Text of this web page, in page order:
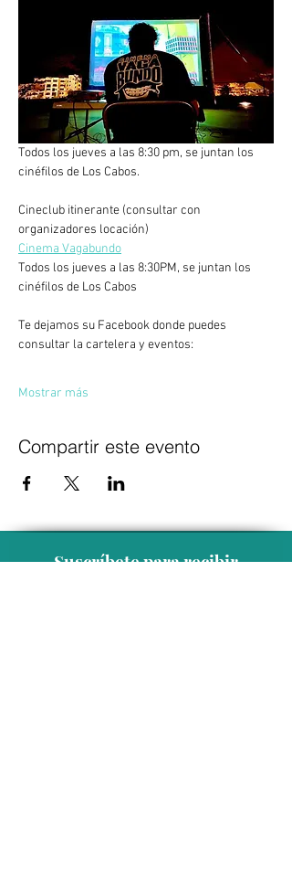
Todos los jueves a las 8:30 pm, se juntan los
cinéfilos de Los Cabos.
Cineclub itinerante (consultar con
organizadores locación)
Cinema Vagabundo
Todos los jueves a las 8:30PM, se juntan los
cinéfilos de Los Cabos
Te dejamos su Facebook donde puedes
consultar la cartelera y eventos:
Mostrar más
Compartir este evento
Suscríbete para recibir